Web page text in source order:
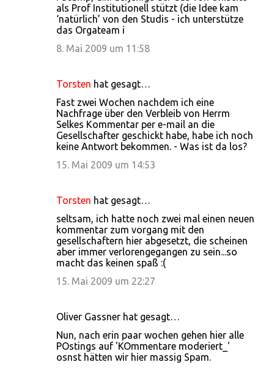
als Prof Institutionell stützt (die Idee kam
‘natürlich’ von den Studis - ich unterstütze
das Orgateam i
8. Mai 2009 um 11:58
Torsten hat gesagt…
Fast zwei Wochen nachdem ich eine
Nachfrage über den Verbleib von Herrm
Selkes Kommentar per e-mail an die
Gesellschafter geschickt habe, habe ich noch
keine Antwort bekommen. - Was ist da los?
15. Mai 2009 um 14:53
Torsten hat gesagt…
seltsam, ich hatte noch zwei mal einen neuen
kommentar zum vorgang mit den
gesellschaftern hier abgesetzt, die scheinen
aber immer verlorengegangen zu sein...so
macht das keinen spaß :(
15. Mai 2009 um 22:27
Oliver Gassner hat gesagt…
Nun, nach erin paar wochen gehen hier alle
POstings auf 'KOmmentare moderiert_'
osnst hätten wir hier massig Spam.